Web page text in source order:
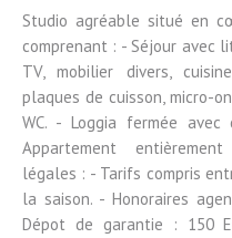
Studio agréable situé en
comprenant : - Séjour avec
TV, mobilier divers,
plaques de cuisson, micro-
WC. - Loggia fermée
Appartement
légales : - Tarifs compris
la saison. - Honoraires
Dépot de garantie : 150